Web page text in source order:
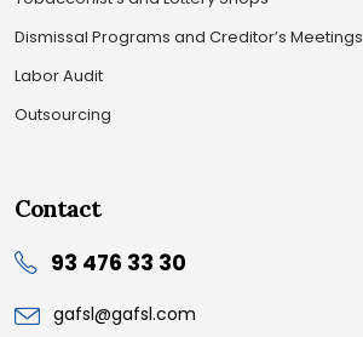
Dismissal Programs and Creditor’s Meetings
Labor Audit
Outsourcing
Contact
93 476 33 30
gafsl@gafsl.com